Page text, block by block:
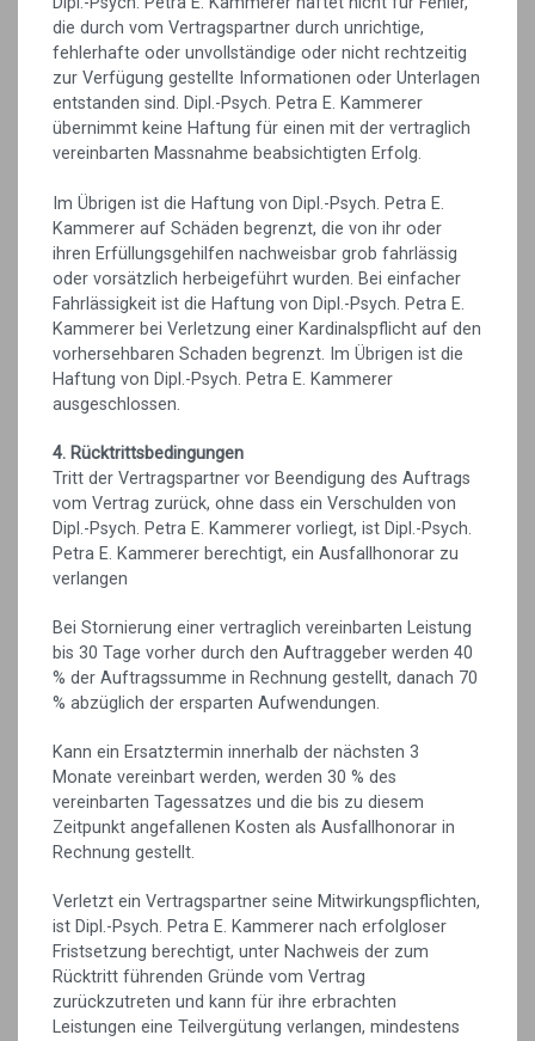
die durch vom Vertragspartner durch unrichtige,
fehlerhafte oder unvollständige oder nicht rechtzeitig
zur Verfügung gestellte Informationen oder Unterlagen
entstanden sind. Dipl.-Psych. Petra E. Kammerer
übernimmt keine Haftung für einen mit der vertraglich
vereinbarten Massnahme beabsichtigten Erfolg.
Im Übrigen ist die Haftung von Dipl.-Psych. Petra E.
Kammerer auf Schäden begrenzt, die von ihr oder
ihren Erfüllungsgehilfen nachweisbar grob fahrlässig
oder vorsätzlich herbeigeführt wurden. Bei einfacher
Fahrlässigkeit ist die Haftung von Dipl.-Psych. Petra E.
Kammerer bei Verletzung einer Kardinalspflicht auf den
vorhersehbaren Schaden begrenzt. Im Übrigen ist die
Haftung von Dipl.-Psych. Petra E. Kammerer
ausgeschlossen.
4. Rücktrittsbedingungen
Tritt der Vertragspartner vor Beendigung des Auftrags
vom Vertrag zurück, ohne dass ein Verschulden von
Dipl.-Psych. Petra E. Kammerer vorliegt, ist Dipl.-Psych.
Petra E. Kammerer berechtigt, ein Ausfallhonorar zu
verlangen
Bei Stornierung einer vertraglich vereinbarten Leistung
bis 30 Tage vorher durch den Auftraggeber werden 40
% der Auftragssumme in Rechnung gestellt, danach 70
% abzüglich der ersparten Aufwendungen.
Kann ein Ersatztermin innerhalb der nächsten 3
Monate vereinbart werden, werden 30 % des
vereinbarten Tagessatzes und die bis zu diesem
Zeitpunkt angefallenen Kosten als Ausfallhonorar in
Rechnung gestellt.
Verletzt ein Vertragspartner seine Mitwirkungspflichten,
ist Dipl.-Psych. Petra E. Kammerer nach erfolgloser
Fristsetzung berechtigt, unter Nachweis der zum
Rücktritt führenden Gründe vom Vertrag
zurückzutreten und kann für ihre erbrachten
Leistungen eine Teilvergütung verlangen, mindestens